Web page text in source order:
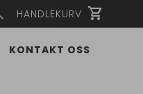
KONTAKT OSS
HANDLEKURV shopping_cart